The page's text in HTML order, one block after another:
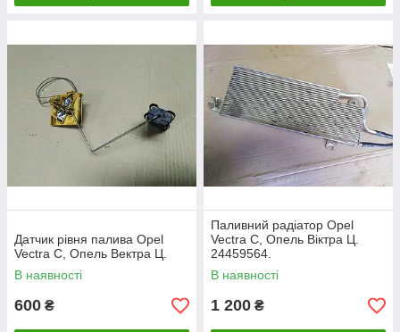
Датчик рівня палива Opel
Vectra C, Опель Вектра Ц.
В наявності
600 ₴
Паливний радіатор Opel
Vectra C, Опель Віктра Ц.
24459564.
В наявності
1 200 ₴